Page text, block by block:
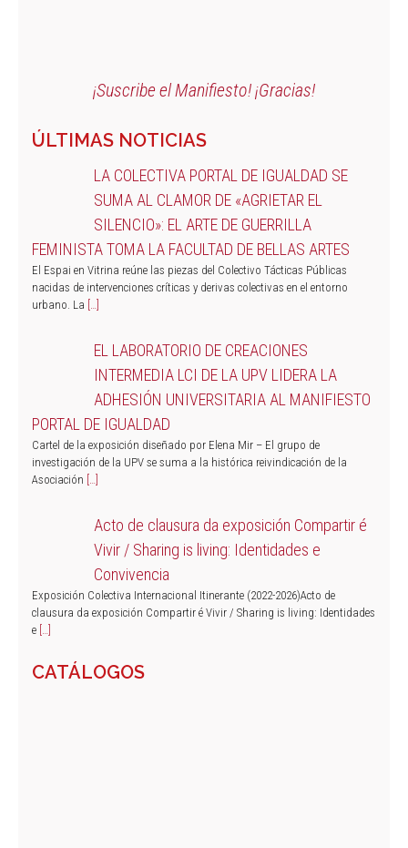
¡Suscribe el Manifiesto! ¡Gracias!
ÚLTIMAS NOTICIAS
LA COLECTIVA PORTAL DE IGUALDAD SE
SUMA AL CLAMOR DE «AGRIETAR EL
SILENCIO»: EL ARTE DE GUERRILLA
FEMINISTA TOMA LA FACULTAD DE BELLAS ARTES
El Espai en Vitrina reúne las piezas del Colectivo Tácticas Públicas
nacidas de intervenciones críticas y derivas colectivas en el entorno
urbano. La […]
EL LABORATORIO DE CREACIONES
INTERMEDIA LCI DE LA UPV LIDERA LA
ADHESIÓN UNIVERSITARIA AL MANIFIESTO
PORTAL DE IGUALDAD
Cartel de la exposición diseñado por Elena Mir – El grupo de
investigación de la UPV se suma a la histórica reivindicación de la
Asociación […]
Acto de clausura da exposición Compartir é
Vivir / Sharing is living: Identidades e
Convivencia
Exposición Colectiva Internacional Itinerante (2022-2026)Acto de
clausura da exposición Compartir é Vivir / Sharing is living: Identidades
e […]
CATÁLOGOS